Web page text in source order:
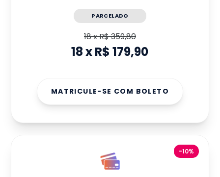
PARCELADO
18xR$ 359,80
18xR$ 179,90
MATRICULE-SE COM BOLETO
-10%